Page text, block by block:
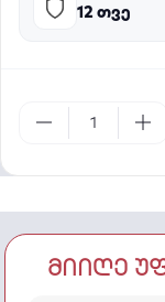
12 თვე
მიიღე